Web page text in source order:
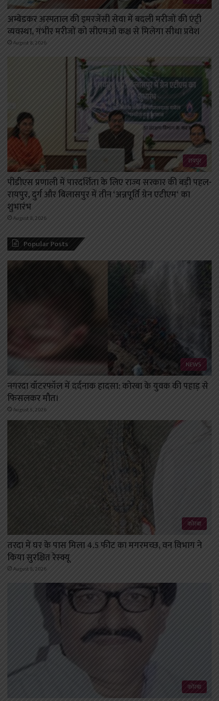
अम्बेडकर अस्पताल की इमरजेंसी सेवा में बदली मरीजों की एंट्री
व्यवस्था, गंभीर मरीजों को सीएमओ कक्ष से मिलेगा सीधा प्रवेश
August 8, 2026
रायपुर
पीडीएस प्रणाली में पारदर्शिता के लिए राज्य सरकार की बड़ी पहल-
रायपुर, दुर्ग और बिलासपुर में तीन ‘अन्नपूर्ति ग्रेन एटीएम‘ का
शुभारंभ
August 8, 2026
Popular Posts
NEWS
नगरदा वॉटरफॉल में दर्दनाक हादसा: कोरबा के युवक की पहाड़ से
फिसलकर मौत।
August 5, 2026
कोरबा
तरदा में घर के पास मिला 4.5 फीट का मगरमच्छ, वन विभाग ने
किया सुरक्षित रेस्क्यू
August 8, 2026
कोरबा